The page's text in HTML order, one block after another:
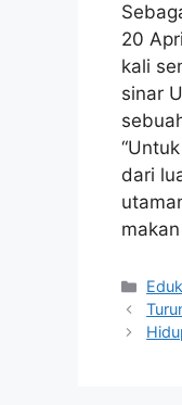
20
kali
sinar
dari